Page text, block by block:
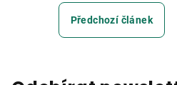
Předchozí článek